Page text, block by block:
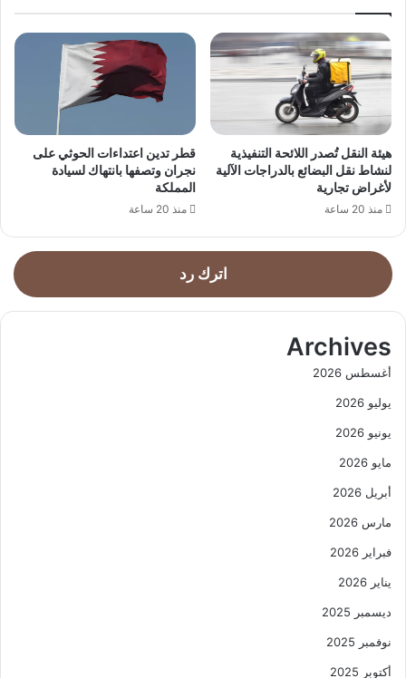
هيئة النقل تُصدر اللائحة التنفيذية
لنشاط نقل البضائع بالدراجات الآلية
لأغراض تجارية
منذ 20 ساعة
قطر تدين اعتداءات الحوثي على
نجران وتصفها بانتهاك لسيادة
المملكة
منذ 20 ساعة
اترك رد
Archives
أغسطس 2026
يوليو 2026
يونيو 2026
مايو 2026
أبريل 2026
مارس 2026
فبراير 2026
يناير 2026
ديسمبر 2025
نوفمبر 2025
أكتوبر 2025